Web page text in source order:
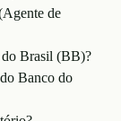
de
do Brasil (BB)?
Banco do